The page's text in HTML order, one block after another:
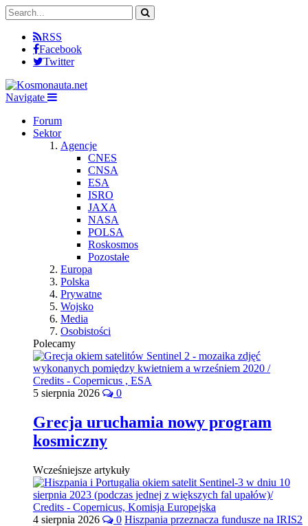
RSS
Facebook
Twitter
Navigate
Forum
Sektor
Agencje
CNES
CNSA
ESA
ISRO
JAXA
NASA
POLSA
Roskosmos
Pozostałe
Europa
Polska
Prywatne
Wojsko
Media
Osobistości
Polecamy
5 sierpnia 2026 0
Grecja uruchamia nowy program
kosmiczny
Wcześniejsze artykuły
4 sierpnia 2026 0 Hiszpania przeznacza fundusze na IRIS2